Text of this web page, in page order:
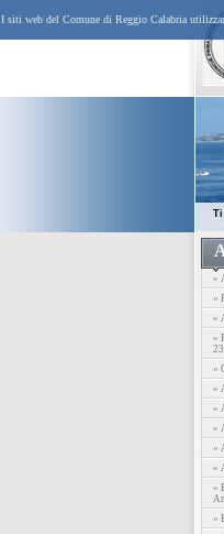
I siti web del Comune di Reggio Calabria
»
»
»
»
»
»
»
»
»
»
»
»